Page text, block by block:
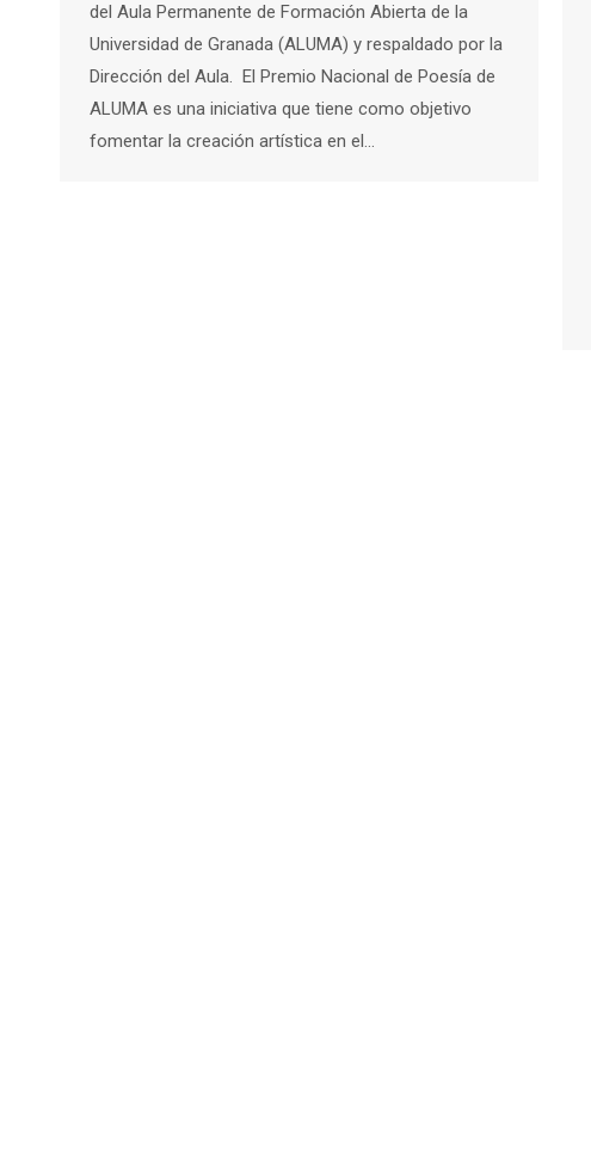
del Aula Permanente de Formación Abierta de la
Universidad de Granada (ALUMA) y respaldado por la
Dirección del Aula. El Premio Nacional de Poesía de
ALUMA es una iniciativa que tiene como objetivo
fomentar la creación artística en el…